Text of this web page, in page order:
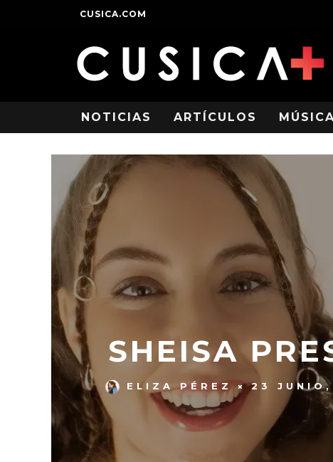
CUSICA.COM
NOTICIAS ARTÍCULOS
SHEISA
ELIZA PÉREZ 23